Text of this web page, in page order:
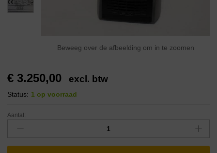
Beweeg over de afbeelding om in te zoomen
€ 3.250,00 excl. btw
Status: 1 op voorraad
Aantal: